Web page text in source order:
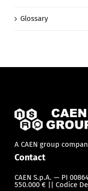
Glossary
A CAEN group
Contact
CAEN S.p.A. — PI
550.000 € || Codice